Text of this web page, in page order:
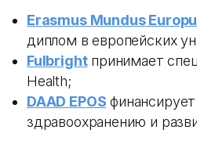
Erasmus Mundus
диплом в европейских
Fulbrightпринимает
Health;
DAAD EPOS
здравоохранению и